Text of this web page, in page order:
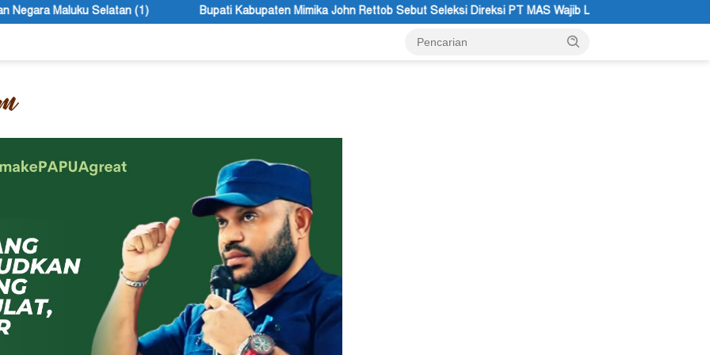
(1) Bupati Kabupaten Mimika John Rettob Sebut Seleksi Direksi PT MAS Wajib Lewat Mekanisme RUPS